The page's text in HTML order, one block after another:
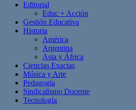
Editorial
Educ + Acción
Gestión Educativa
Historia
América
Argentina
Asia y África
Ciencias Exactas
Música y Arte
Pedagogía
Sindicalismo Docente
Tecnología